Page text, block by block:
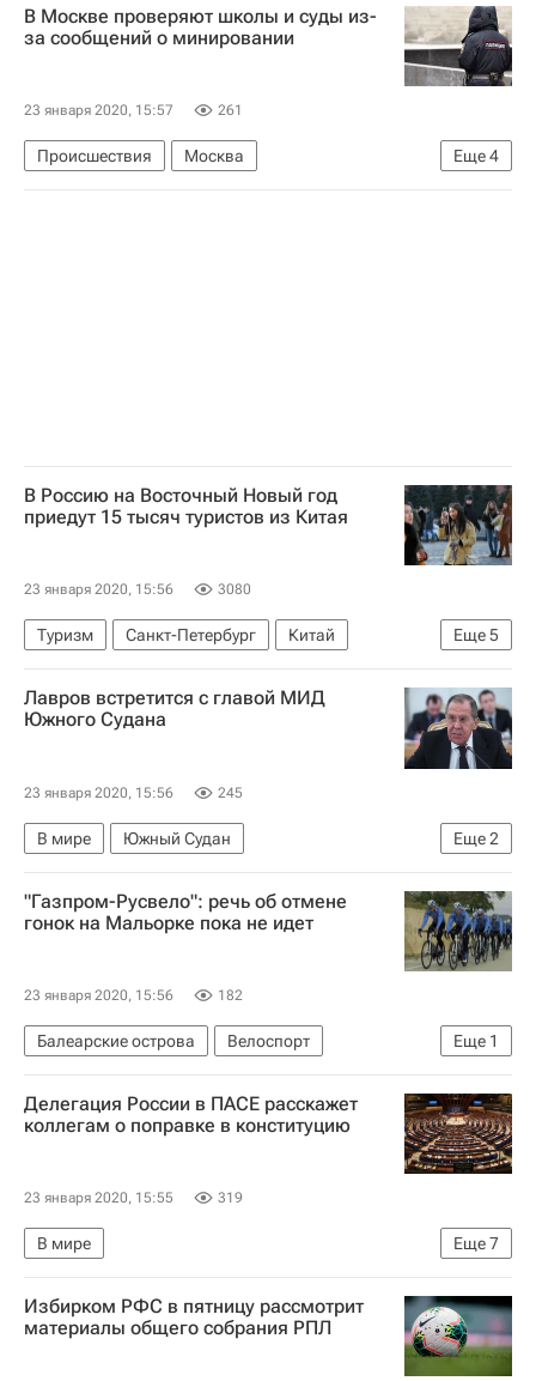
Авто Lexus Россия
В Москве проверяют школы и суды из-
за сообщений о минировании
23 января 2020, 15:57 261
Еще4
Происшествия
Москва
Федеральная служба безопасности РФ (ФСБ России)
В Россию на Восточный Новый год
приедут 15 тысяч туристов из Китая
23 января 2020, 15:56 3080
Еще5
Туризм Санкт-Петербург
Китай
Москва
Новости - Туризм
туристы
Туризм
Россия
Лавров встретится с главой МИД
Южного Судана
23 января 2020, 15:56 245
Еще2
В мире
Южный Судан
Министерство иностранных дел Российской Федерации (МИД РФ)
Сергей Лавров
"Газпром-Русвело": речь об отмене
гонок на Мальорке пока не идет
23 января 2020, 15:56 182
Еще 1
Балеарские острова
Велоспорт
Газпром-Русвело
Делегация России в ПАСЕ расскажет
коллегам о поправке в конституцию
23 января 2020, 15:55 319
Еще7
В мире
Парламентская ассамблея Совета Европы
Европа
Избирком РФС в пятницу рассмотрит
материалы общего собрания РПЛ